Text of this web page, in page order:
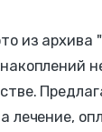
из архива
лечение,